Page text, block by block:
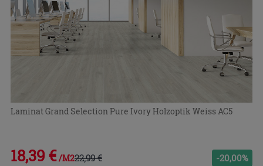
Laminat Grand Selection Pure Ivory Holzoptik Weiss AC5
18,39 € /M222,99 € -20,00%